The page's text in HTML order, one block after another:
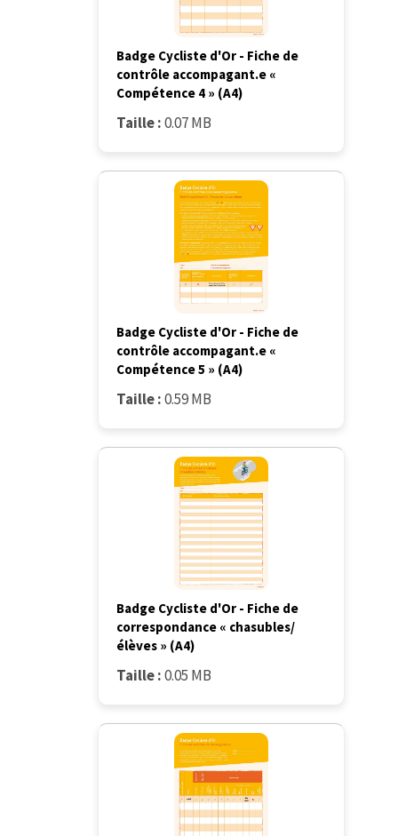
Badge Cycliste d'Or - Fiche de
contrôle accompagant.e «
Compétence 4 » (A4)
Taille :0.07 MB
Badge Cycliste d'Or - Fiche de
contrôle accompagant.e «
Compétence 5 » (A4)
Taille :0.59 MB
Badge Cycliste d'Or - Fiche de
correspondance « chasubles/
élèves » (A4)
Taille :0.05 MB